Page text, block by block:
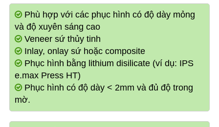
Phù hợp với các phục hình có độ dày mỏng
và độ xuyên sáng cao
Veneer sứ thủy tinh
Inlay, onlay sứ hoặc composite
Phục hình bằng lithium disilicate (ví dụ: IPS
e.max Press HT)
Phục hình có độ dày < 2mm và đủ độ trong
mờ.